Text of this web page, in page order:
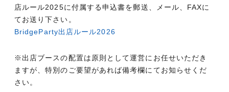
店ルール2025に付属する申込書を郵送、メール、FAXに
てお送り下さい。
BridgeParty出店ルール2026
※出店ブースの配置は原則として運営にお任せいただき
ますが、特別のご要望があれば備考欄にてお知らせくだ
さい。